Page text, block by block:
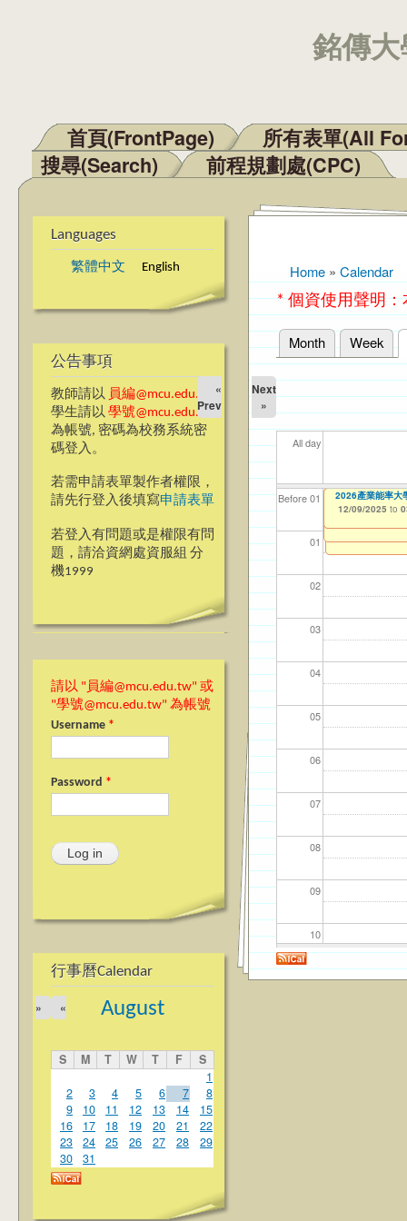
銘傳
Main menu
首頁(FrontPage)
所有表單(All
搜尋(Search)
前程規劃處(CPC)
Languages
繁體中文 English
公告事項
教師請以 員編@mcu.edu.tw
學生請以 學號@mcu.edu.tw
為帳號, 密碼為校務系統密
碼登入。
若需申請表單製作者權限，
請先行登入後填寫申請表單
若登入有問題或是權限有問
題，請洽資網處資服組 分
機1999
請以 "員編@mcu.edu.tw" 或
"學號@mcu.edu.tw" 為帳號
Username *
Password *
行事曆Calendar
August
«
»
S M T W T F
S
1
2
3 4 5 6 7
8
9
10 11 12 13 14
15
16
17 18 19 20 21
22
23
24 25 26 27 28
29
30
31
You are here
Home » Calendar
* 個資使用聲明
Primary tabs
Month Week
«
Prev
Next
»
All day
Before 01
01
02
03
04
05
06
07
08
09
10
11
【資網處】
整合系統～表單
【財務處】工讀
11/12/2021 to
【財務處】漏打
錄
114
04/
114
02/
114
03/
【學
07/
【教學暨學習資
會學嗎？」
Ja(>_<)pan 應日
12/01/2025 to
【名額已滿】【
12/02/2025 to
2026產業能率大
12/09/2025 to